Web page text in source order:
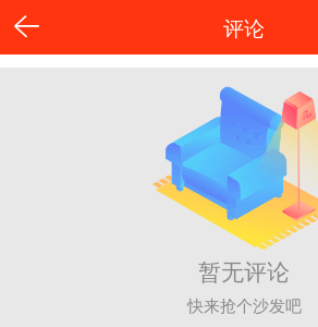
评论
暂无评论
快来抢个沙发吧